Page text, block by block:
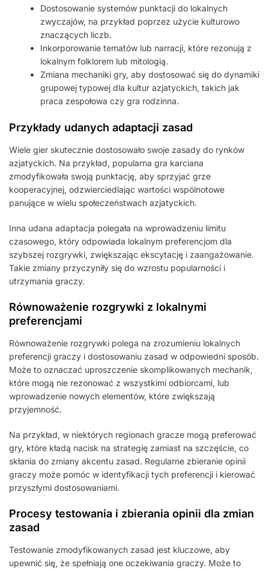
Dostosowanie systemów punktacji do lokalnych
zwyczajów, na przykład poprzez użycie kulturowo
znaczących liczb.
Inkorporowanie tematów lub narracji, które rezonują z
lokalnym folklorem lub mitologią.
Zmiana mechaniki gry, aby dostosować się do dynamiki
grupowej typowej dla kultur azjatyckich, takich jak
praca zespołowa czy gra rodzinna.
Przykłady udanych adaptacji zasad
Wiele gier skutecznie dostosowało swoje zasady do rynków
azjatyckich. Na przykład, popularna gra karciana
zmodyfikowała swoją punktację, aby sprzyjać grze
kooperacyjnej, odzwierciedlając wartości wspólnotowe
panujące w wielu społeczeństwach azjatyckich.
Inna udana adaptacja polegała na wprowadzeniu limitu
czasowego, który odpowiada lokalnym preferencjom dla
szybszej rozgrywki, zwiększając ekscytację i zaangażowanie.
Takie zmiany przyczyniły się do wzrostu popularności i
utrzymania graczy.
Równoważenie rozgrywki z lokalnymi
preferencjami
Równoważenie rozgrywki polega na zrozumieniu lokalnych
preferencji graczy i dostosowaniu zasad w odpowiedni sposób.
Może to oznaczać uproszczenie skomplikowanych mechanik,
które mogą nie rezonować z wszystkimi odbiorcami, lub
wprowadzenie nowych elementów, które zwiększają
przyjemność.
Na przykład, w niektórych regionach gracze mogą preferować
gry, które kładą nacisk na strategię zamiast na szczęście, co
skłania do zmiany akcentu zasad. Regularne zbieranie opinii
graczy może pomóc w identyfikacji tych preferencji i kierować
przyszłymi dostosowaniami.
Procesy testowania i zbierania opinii dla zmian
zasad
Testowanie zmodyfikowanych zasad jest kluczowe, aby
upewnić się, że spełniają one oczekiwania graczy. Może to